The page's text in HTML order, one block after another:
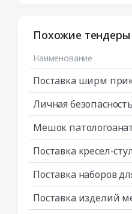
Похожие тендеры
Наименование
Поставка ширм
Личная
Мешок
Поставка кресел-
Поставка наборов
Поставка изделий